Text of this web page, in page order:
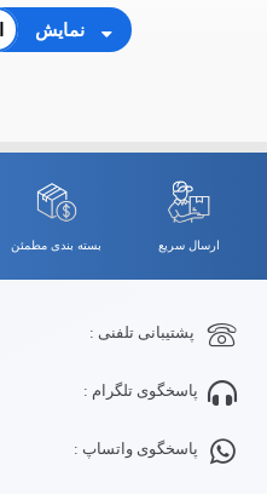
نمایش
ارسال سریع بسته بندی مطمئن
پشتیبانی تلفنی :
پاسخگوی تلگرام :
پاسخگوی واتساپ :